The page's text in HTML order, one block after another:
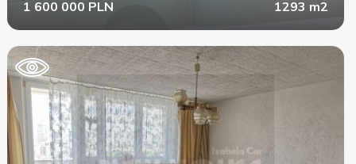
1 600 000 PLN 1293 m2